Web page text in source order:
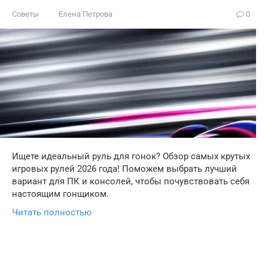
Советы Елена Петрова 0
Ищете идеальный руль для гонок? Обзор самых крутых
игровых рулей 2026 года! Поможем выбрать лучший
вариант для ПК и консолей, чтобы почувствовать себя
настоящим гонщиком.
Читать полностью